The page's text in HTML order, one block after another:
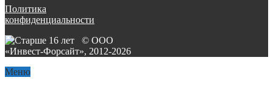
Политика
конфиденциальности
© ООО
«Инвест-Форсайт», 2012-2026
Меню